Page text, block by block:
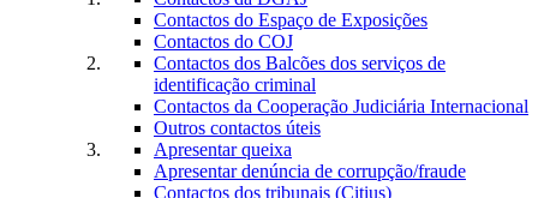
Contactos do Espaço de Exposições
Contactos do COJ
Contactos dos Balcões dos serviços de
identificação criminal
Contactos da Cooperação Judiciária Internacional
Outros contactos úteis
Apresentar queixa
Apresentar denúncia de corrupção/fraude
Contactos dos tribunais (Citius)